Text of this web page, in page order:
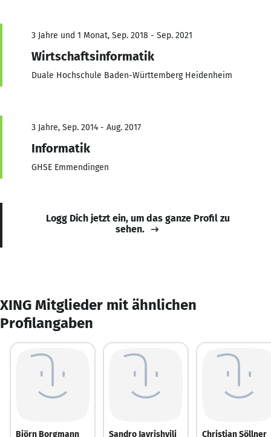
3 Jahre und 1 Monat, Sep. 2018 - Sep. 2021
Wirtschaftsinformatik
Duale Hochschule Baden-Württemberg Heidenheim
3 Jahre, Sep. 2014 - Aug. 2017
Informatik
GHSE Emmendingen
Logg Dich jetzt ein, um das ganze Profil zu
sehen.
XING Mitglieder mit ähnlichen
Profilangaben
Björn Borgmann Sandro Javrishvili Christian Söllner